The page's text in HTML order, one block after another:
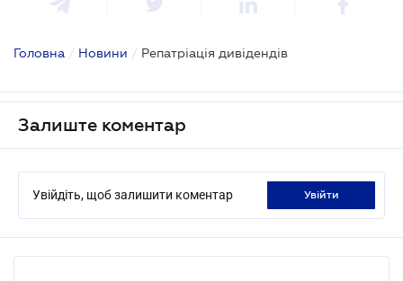
Головна / Новини / Репатріація дивідендів
Залиште коментар
Увійдіть, щоб залишити коментар увійти